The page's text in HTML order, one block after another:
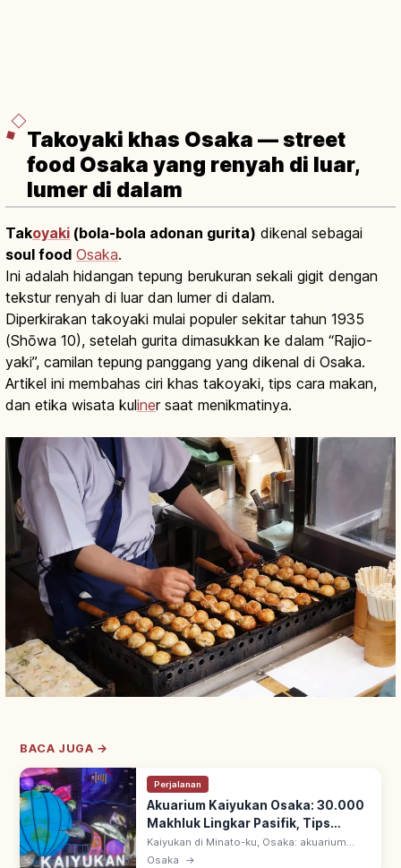
Takoyaki khas Osaka — street
food Osaka yang renyah di luar,
lumer di dalam
Takoyaki (bola-bola adonan gurita) dikenal sebagai
soul food Osaka.
Ini adalah hidangan tepung berukuran sekali gigit dengan
tekstur renyah di luar dan lumer di dalam.
Diperkirakan takoyaki mulai populer sekitar tahun 1935
(Shōwa 10), setelah gurita dimasukkan ke dalam “Rajio-
yaki”, camilan tepung panggang yang dikenal di Osaka.
Artikel ini membahas ciri khas takoyaki, tips cara makan,
dan etika wisata kuliner saat menikmatinya.
BACA JUGA →
Perjalanan
Akuarium Kaiyukan Osaka: 30.000
Makhluk Lingkar Pasifik, Tips
Berkunjung
Kaiyukan di Minato-ku, Osaka: akuarium
sejak 1990 bertema laut Lingkar Pasifik. 620
Osaka →